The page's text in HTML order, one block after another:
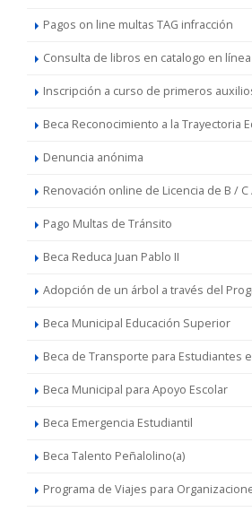
Pagos on line multas TAG infracción
Consulta de libros en catalogo en línea
Inscripción a curso de primeros
Beca Reconocimiento a la Trayectoria
Denuncia anónima
Renovación online de Licencia de B / C
Pago Multas de Tránsito
Beca Reduca Juan Pablo II
Adopción de un árbol a través del
Beca Municipal Educación Superior
Beca de Transporte para Estudiantes
Beca Municipal para Apoyo Escolar
Beca Emergencia Estudiantil
Beca Talento Peñalolino(a)
Programa de Viajes para